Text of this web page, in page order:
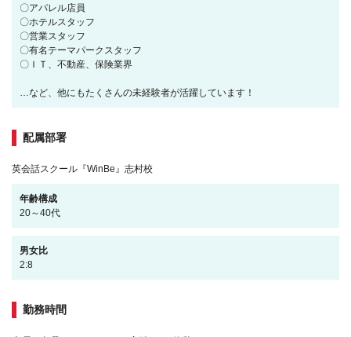
〇アパレル店員
〇ホテルスタッフ
〇営業スタッフ
〇有名テーマパークスタッフ
〇ＩＴ、不動産、保険業界
…など、他にもたくさんの未経験者が活躍しています！
配属部署
英会話スクール『WinBe』志村校
年齢構成
20～40代
男女比
2:8
勤務時間